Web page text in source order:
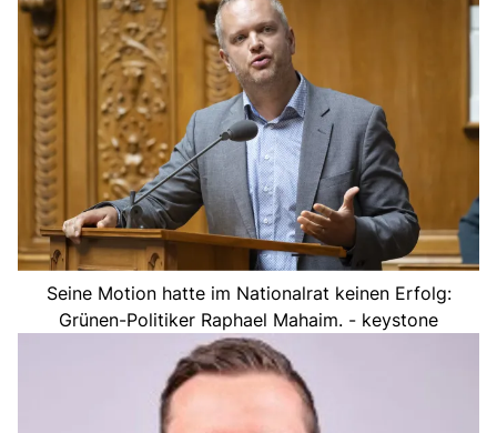
Seine Motion hatte im Nationalrat keinen Erfolg:
Grünen-Politiker Raphael Mahaim. - keystone